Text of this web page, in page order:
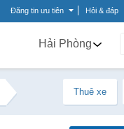
Đăng tin ưu tiên Hỏi & đáp
Hải Phòng
Thuê xe